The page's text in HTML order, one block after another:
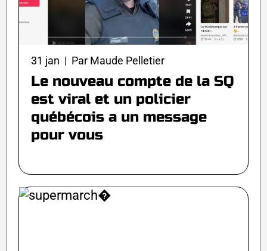
31 jan | Par Maude Pelletier
Le nouveau compte de la SQ
est viral et un policier
québécois a un message
pour vous